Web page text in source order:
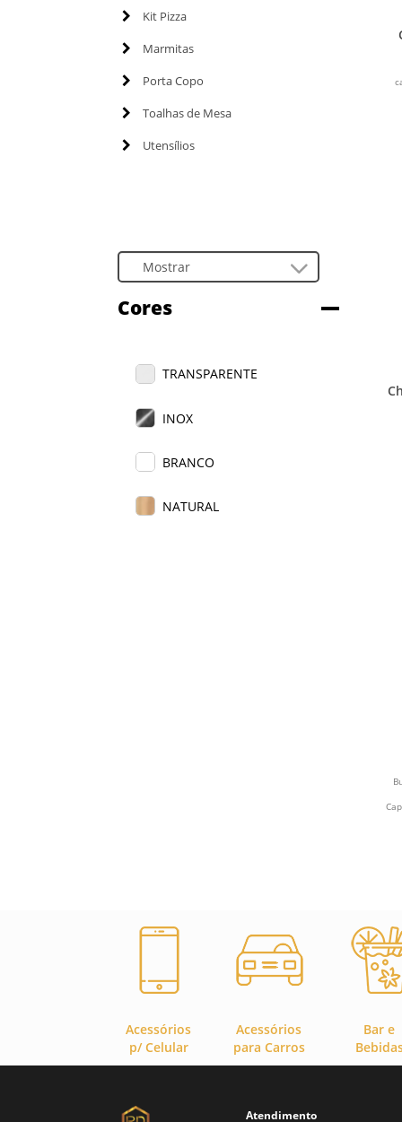
Kit Pizza
Marmitas
Porta Copo
Toalhas de Mesa
Utensílios
Cores
TRANSPARENTE
INOX
BRANCO
NATURAL
Acessórios
p/ Celular
Acessórios
para Carros
Bar e
Atendimento